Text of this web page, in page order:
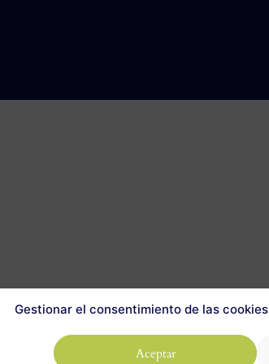
Gestionar el consentimiento de las cookies
Aceptar